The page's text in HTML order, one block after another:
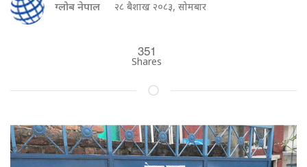
ग्लोब नेपाल २८ बैशाख २०८३, सोमबार
351
Shares